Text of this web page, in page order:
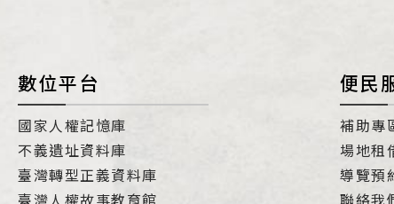
數位平台
國家人權記憶庫
不義遺址資料庫
臺灣轉型正義資料庫
臺灣人權故事教育館
便民
補助專
場地租
導覽預
聯絡我